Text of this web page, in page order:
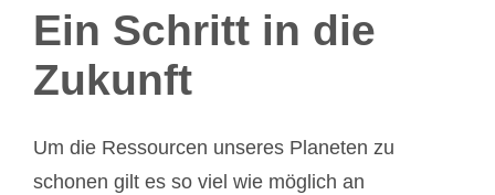
Ein Schritt in die
Zukunft
Um die Ressourcen unseres Planeten zu
schonen gilt es so viel wie möglich an